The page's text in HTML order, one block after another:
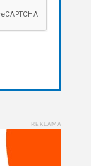
REKLAMA